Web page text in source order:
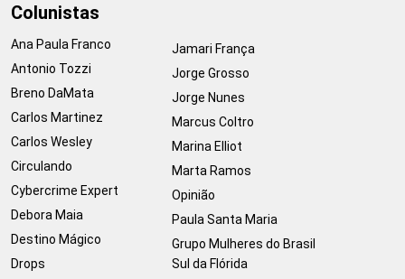
Colunistas
Ana Paula Franco
Antonio Tozzi
Breno DaMata
Carlos Martinez
Carlos Wesley
Circulando
Cybercrime Expert
Debora Maia
Destino Mágico
Drops
Jamari França
Jorge Grosso
Jorge Nunes
Marcus Coltro
Marina Elliot
Marta Ramos
Opinião
Paula Santa Maria
Grupo Mulheres do Brasil
Sul da Flórida